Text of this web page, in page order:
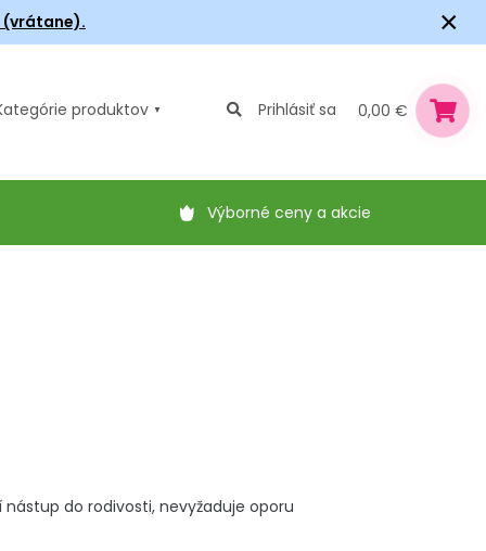
(vrátane). ×
produktov Prihlásiť sa 0,00 €
Výborné ceny a akcie
do rodivosti, nevyžaduje oporu